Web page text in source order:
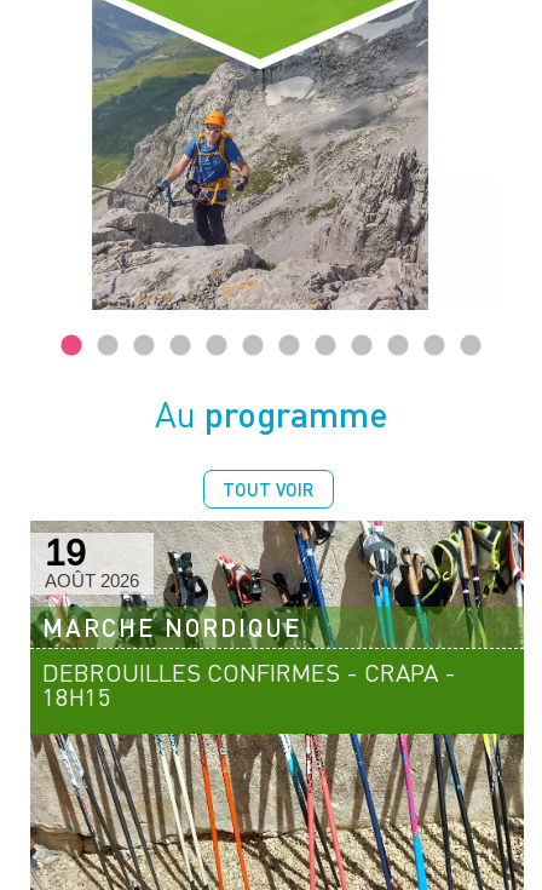
Au programme
TOUT VOIR
19
AOÛT 2026
MARCHE NORDIQUE
DEBROUILLES CONFIRMES - CRAPA -
18H15